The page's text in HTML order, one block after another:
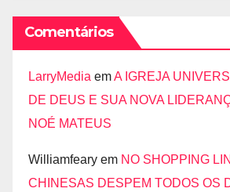
Comentários
LarryMedia emA IGREJA
DE DEUS E SUA NOVA
NOÉ MATEUS
Williamfeary em NO SHOPPING
CHINESAS DESPEM TODOS OS